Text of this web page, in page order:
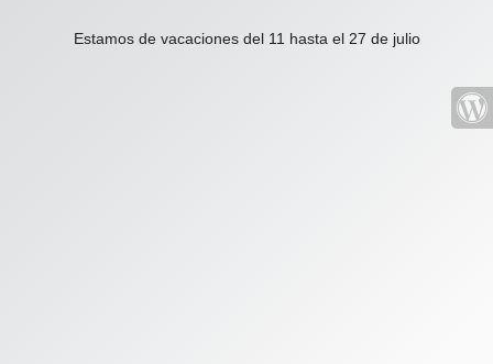
Estamos de vacaciones del 11 hasta el 27 de julio